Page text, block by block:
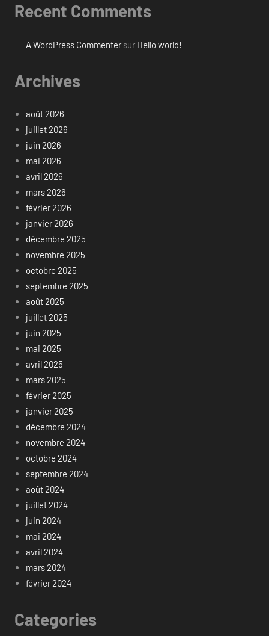
Recent Comments
A WordPress Commentersur Hello world!
Archives
août 2026
juillet 2026
juin 2026
mai 2026
avril 2026
mars 2026
février 2026
janvier 2026
décembre 2025
novembre 2025
octobre 2025
septembre 2025
août 2025
juillet 2025
juin 2025
mai 2025
avril 2025
mars 2025
février 2025
janvier 2025
décembre 2024
novembre 2024
octobre 2024
septembre 2024
août 2024
juillet 2024
juin 2024
mai 2024
avril 2024
mars 2024
février 2024
Categories